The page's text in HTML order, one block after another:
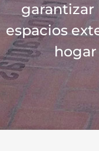
garantizar
espacios